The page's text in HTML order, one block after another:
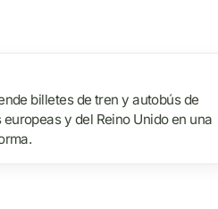
billetes de tren y autobús de
y del Reino Unido en una